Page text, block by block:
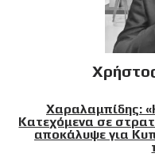
Χαραλαμπίδης:
Κατεχόμενα σε
αποκάλυψε για